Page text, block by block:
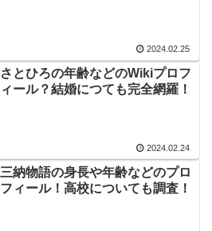
2024.02.25
さとひろの年齢などのWikiプロフ
ィール？結婚につても完全網羅！
2024.02.24
三納物語の身長や年齢などのプロ
フィール！高校についても調査！